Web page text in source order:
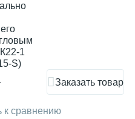
к сравнению
1
S)
Заказать товар